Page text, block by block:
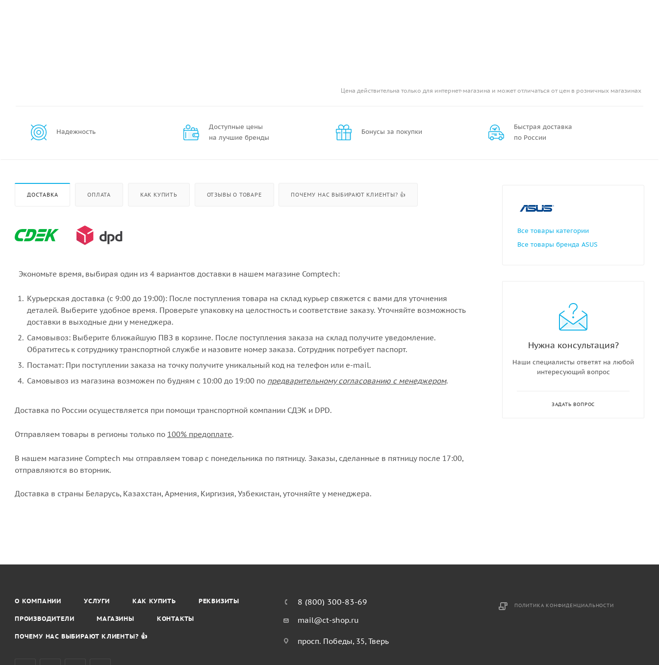
Цена действительна только для интернет-магазина и может отличаться от цен в розничных магазинах
Надежность
Доступные цены
на лучшие бренды
Бонусы за покупки
Быстрая доставка
по России
ДОСТАВКА ОПЛАТА КАК КУПИТЬ ОТЗЫВЫ О ТОВАРЕ ПОЧЕМУ НАС ВЫБИРАЮТ КЛИЕНТЫ? 👍
Экономьте время, выбирая один из 4 вариантов доставки в нашем магазине Comptech:
Курьерская доставка (с 9:00 до 19:00): После поступления товара на склад курьер свяжется с вами для уточнения
деталей. Выберите удобное время. Проверьте упаковку на целостность и соответствие заказу. Уточняйте возможность
доставки в выходные дни у менеджера.
Самовывоз: Выберите ближайшую ПВЗ в корзине. После поступления заказа на склад получите уведомление.
Обратитесь к сотруднику транспортной службе и назовите номер заказа. Сотрудник потребует паспорт.
Постамат: При поступлении заказа на точку получите уникальный код на телефон или e-mail.
Самовывоз из магазина возможен по будням с 10:00 до 19:00 по предварительному согласованию с менеджером.
Доставка по России осуществляется при помощи транспортной компании СДЭК и DPD.
Отправляем товары в регионы только по 100% предоплате.
В нашем магазине Comptech мы отправляем товар с понедельника по пятницу. Заказы, сделанные в пятницу после 17:00,
отправляются во вторник.
Доставка в страны Беларусь, Казахстан, Армения, Киргизия, Узбекистан, уточняйте у менеджера.
Все товары категории
Все товары бренда ASUS
Нужна консультация?
Наши специалисты ответят на любой
интересующий вопрос
ЗАДАТЬ ВОПРОС
О КОМПАНИИ УСЛУГИ КАК КУПИТЬ РЕКВИЗИТЫ
ПРОИЗВОДИТЕЛИ МАГАЗИНЫ КОНТАКТЫ
ПОЧЕМУ НАС ВЫБИРАЮТ КЛИЕНТЫ? 👍
8 (800) 300-83-69
mail@ct-shop.ru
просп. Победы, 35, Тверь
ПОЛИТИКА КОНФИДЕНЦИАЛЬНОСТИ